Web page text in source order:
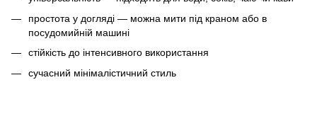
простота у догляді — можна мити під краном або в
посудомийній машині
стійкість до інтенсивного використання
сучасний мінімалістичний стиль